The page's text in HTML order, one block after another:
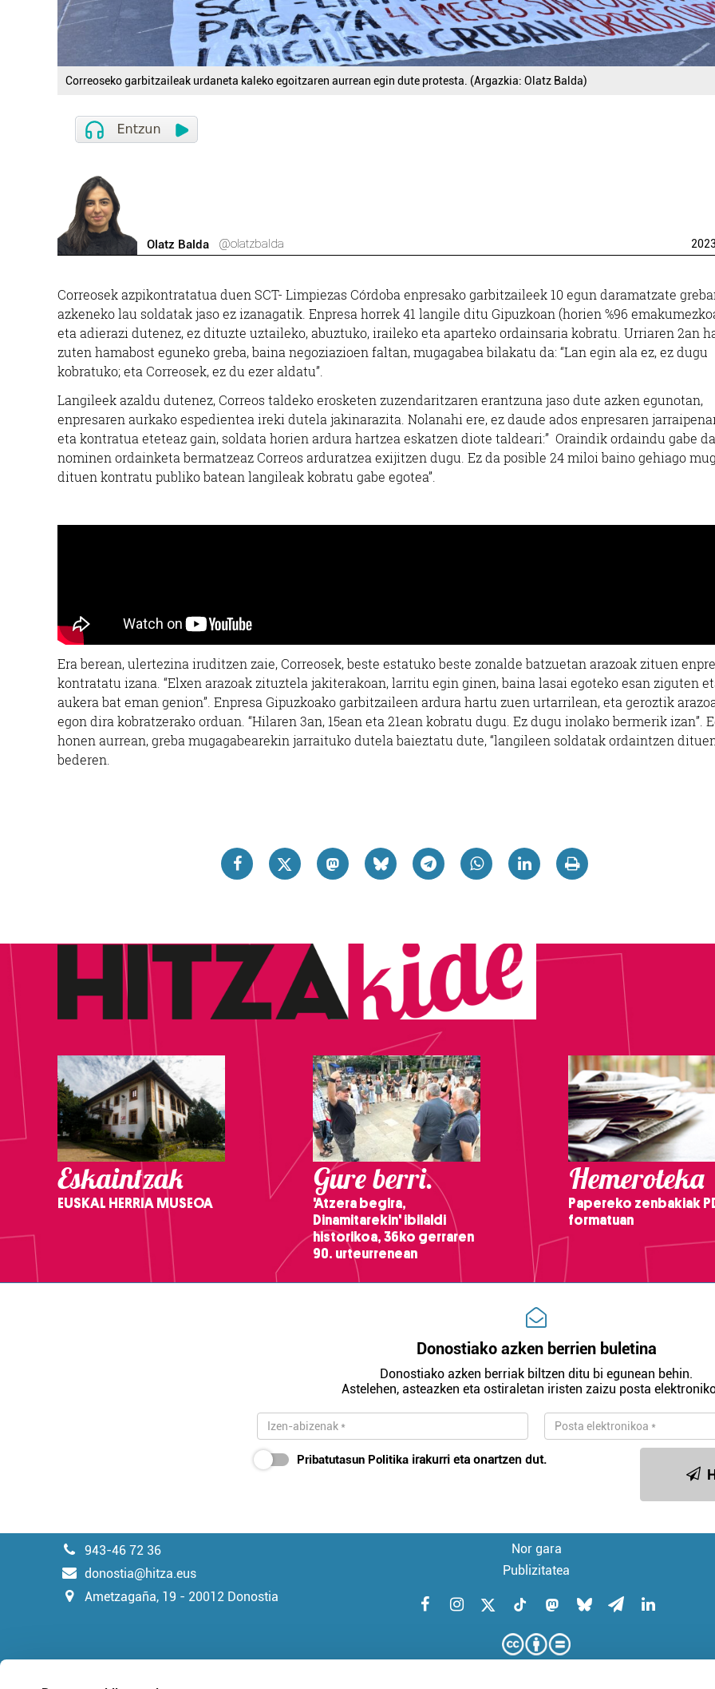
Correoseko garbitzaileak urdaneta kaleko egoitzaren aurrean egin dute protesta. (Argazkia: Olatz Balda)
Olatz Balda @olatzbalda 2023
Correosek azpikontratatua duen SCT- Limpiezas Córdoba enpresako garbitzaileek 10 egun daramatzate
azkeneko lau soldatak jaso ez izanagatik. Enpresa horrek 41 langile ditu Gipuzkoan (horien %96
eta adierazi dutenez, ez dituzte uztaileko, abuztuko, iraileko eta aparteko ordainsaria kobratu. Urriaren 2an
zuten hamabost eguneko greba, baina negoziazioen faltan, mugagabea bilakatu da: “Lan egin ala ez, ez dugu
kobratuko; eta Correosek, ez du ezer aldatu”.
Langileek azaldu dutenez, Correos taldeko erosketen zuzendaritzaren erantzuna jaso dute azken egunotan,
enpresaren aurkako espedientea ireki dutela jakinarazita. Nolanahi ere, ez daude ados enpresaren
eta kontratua eteteaz gain, soldata horien ardura hartzea eskatzen diote taldeari:” Oraindik ordaindu gabe
nominen ordainketa bermatzeaz Correos arduratzea exijitzen dugu. Ez da posible 24 miloi baino gehiago
dituen kontratu publiko batean langileak kobratu gabe egotea”.
Era berean, ulertezina iruditzen zaie, Correosek, beste estatuko beste zonalde batzuetan arazoak zituen
kontratatu izana. “Elxen arazoak zituztela jakiterakoan, larritu egin ginen, baina lasai egoteko esan ziguten
aukera bat eman genion”. Enpresa Gipuzkoako garbitzaileen ardura hartu zuen urtarrilean, eta geroztik
egon dira kobratzerako orduan. “Hilaren 3an, 15ean eta 21ean kobratu dugu. Ez dugu inolako bermerik izan”.
honen aurrean, greba mugagabearekin jarraituko dutela baieztatu dute, “langileen soldatak ordaintzen
bederen.
Eskaintzak
EUSKAL HERRIA MUSEOA
Gure berri.
'Atzera begira,
Dinamitarekin' ibilaldi
historikoa, 36ko gerraren
90. urteurrenean
Hemeroteka
Papereko zenbakiak
formatuan
Donostiako azken berrien buletina
Donostiako azken berriak biltzen ditu bi egunean behin.
Astelehen, asteazken eta ostiraletan iristen zaizu posta
Pribatutasun Politika irakurri eta onartzen dut.
943-46 72 36
donostia@hitza.eus
Ametzagaña, 19 - 20012 Donostia
Nor gara
Publizitatea